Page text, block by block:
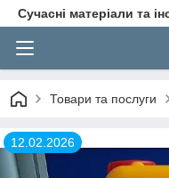
Сучасні матеріали та
Товари та послуги
12.02.2026